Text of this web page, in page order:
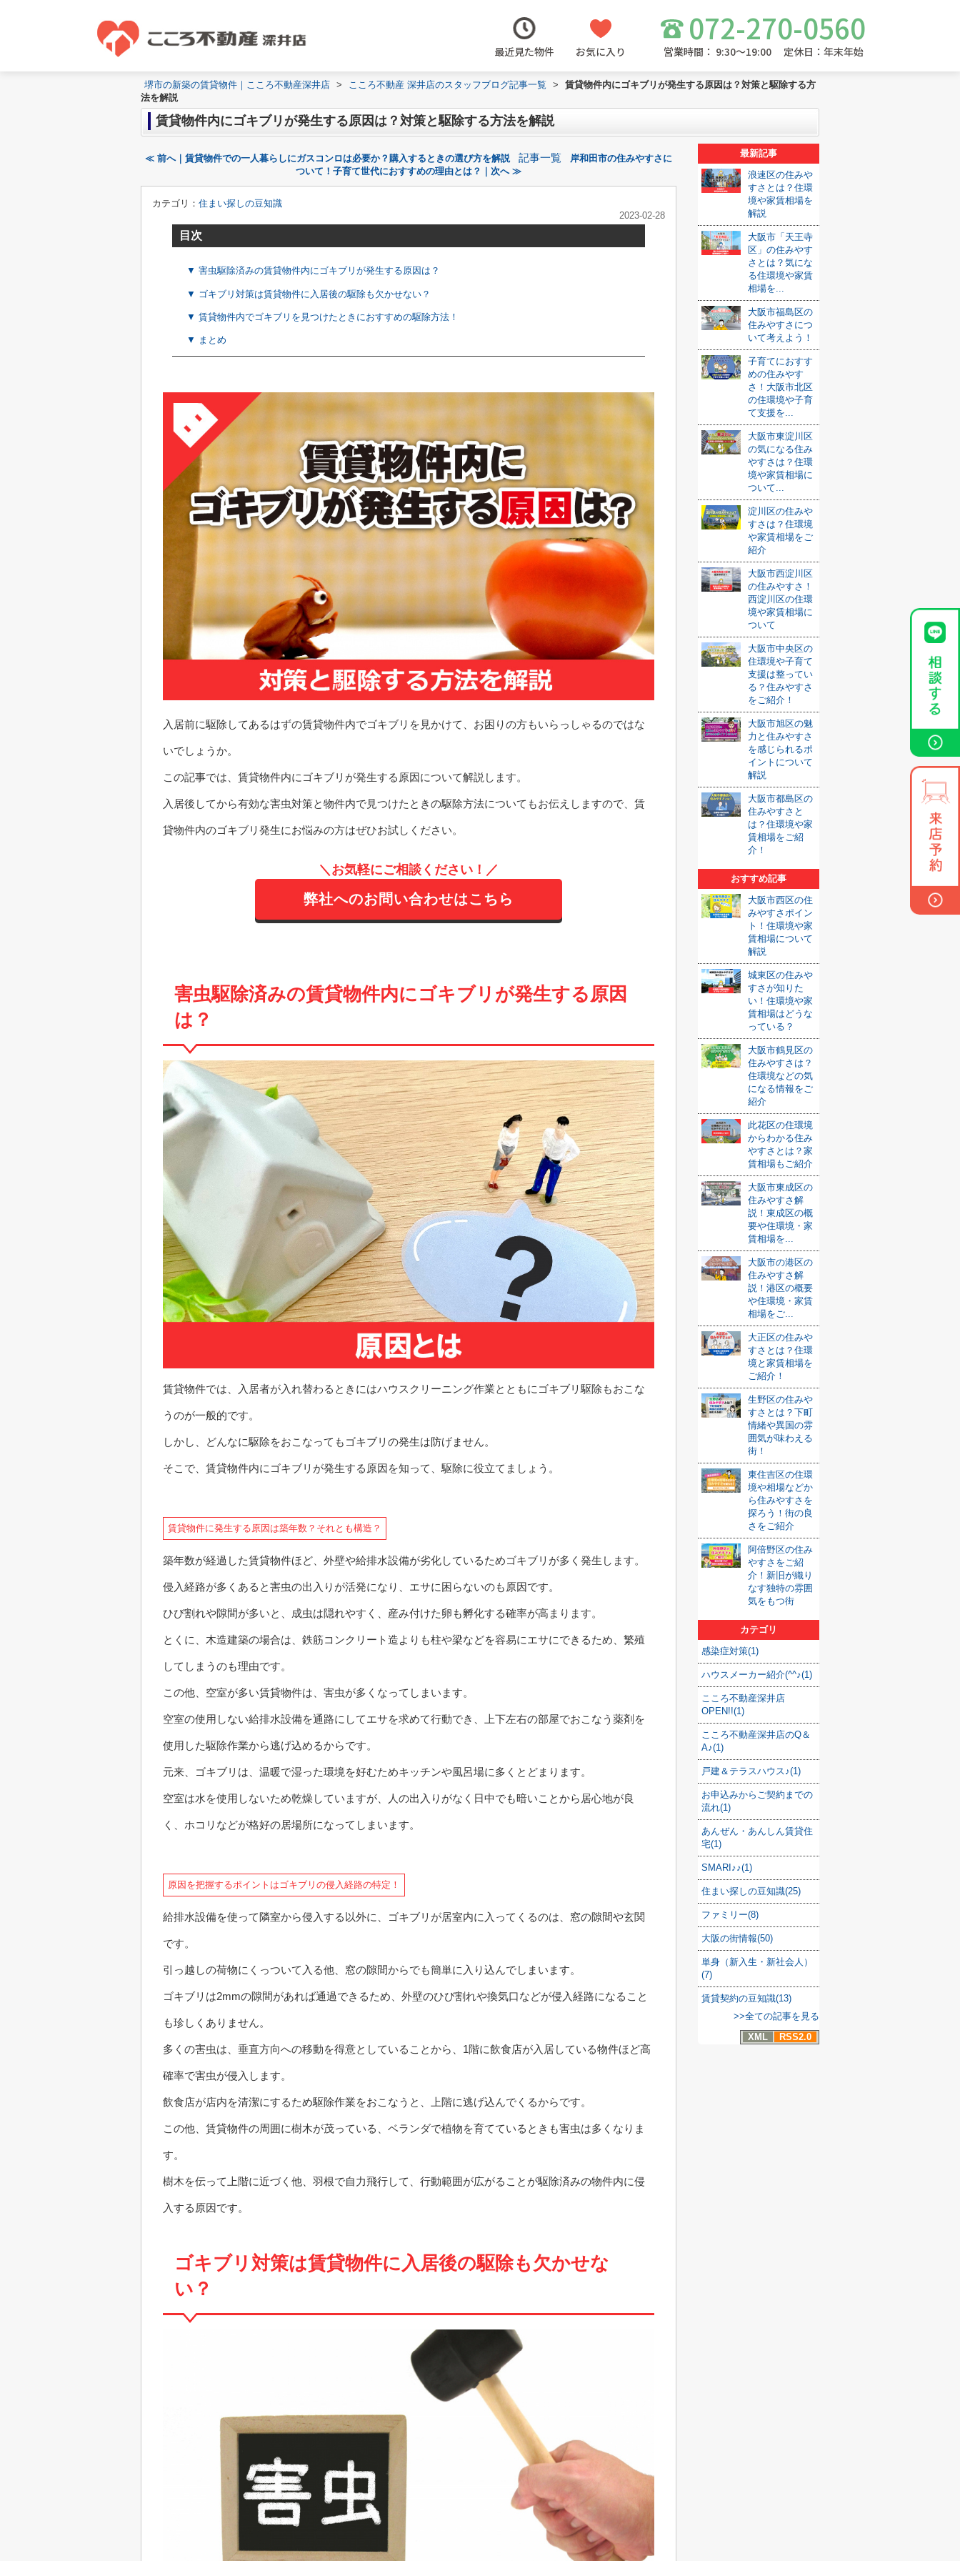
最近見た物件 お気に入り
072-270-0560
営業時間： 9:30～19:00 定休日：年末年始
堺市の新築の賃貸物件｜こころ不動産深井店 > こころ不動産 深井店のスタッフブログ記事一覧 >
賃貸物件内にゴキブリが発生する原因は？対策と駆除する方
法を解説
賃貸物件内にゴキブリが発生する原因は？対策と駆除する方法を解説
≪ 前へ｜賃貸物件での一人暮らしにガスコンロは必要か？購入するときの選び方を解説 記事一覧
岸和田市の住みやすさに
ついて！子育て世代におすすめの理由とは？｜次へ ≫
カテゴリ： 住まい探しの豆知識
2023-02-28
目次
▼ 害虫駆除済みの賃貸物件内にゴキブリが発生する原因は？
▼ ゴキブリ対策は賃貸物件に入居後の駆除も欠かせない？
▼ 賃貸物件内でゴキブリを見つけたときにおすすめの駆除方法！
▼ まとめ
入居前に駆除してあるはずの賃貸物件内でゴキブリを見かけて、お困りの方もいらっしゃるのではな
いでしょうか。
この記事では、賃貸物件内にゴキブリが発生する原因について解説します。
入居後してから有効な害虫対策と物件内で見つけたときの駆除方法についてもお伝えしますので、賃
貸物件内のゴキブリ発生にお悩みの方はぜひお試しください。
＼お気軽にご相談ください！／
弊社へのお問い合わせはこちら
害虫駆除済みの賃貸物件内にゴキブリが発生する原因
は？
賃貸物件では、入居者が入れ替わるときにはハウスクリーニング作業とともにゴキブリ駆除もおこな
うのが一般的です。
しかし、どんなに駆除をおこなってもゴキブリの発生は防げません。
そこで、賃貸物件内にゴキブリが発生する原因を知って、駆除に役立てましょう。
賃貸物件に発生する原因は築年数？それとも構造？
築年数が経過した賃貸物件ほど、外壁や給排水設備が劣化しているためゴキブリが多く発生します。
侵入経路が多くあると害虫の出入りが活発になり、エサに困らないのも原因です。
ひび割れや隙間が多いと、成虫は隠れやすく、産み付けた卵も孵化する確率が高まります。
とくに、木造建築の場合は、鉄筋コンクリート造よりも柱や梁などを容易にエサにできるため、繁殖
してしまうのも理由です。
この他、空室が多い賃貸物件は、害虫が多くなってしまいます。
空室の使用しない給排水設備を通路にしてエサを求めて行動でき、上下左右の部屋でおこなう薬剤を
使用した駆除作業から逃げ込めるからです。
元来、ゴキブリは、温暖で湿った環境を好むためキッチンや風呂場に多くとどまります。
空室は水を使用しないため乾燥していますが、人の出入りがなく日中でも暗いことから居心地が良
く、ホコリなどが格好の居場所になってしまいます。
原因を把握するポイントはゴキブリの侵入経路の特定！
給排水設備を使って隣室から侵入する以外に、ゴキブリが居室内に入ってくるのは、窓の隙間や玄関
です。
引っ越しの荷物にくっついて入る他、窓の隙間からでも簡単に入り込んでしまいます。
ゴキブリは2mmの隙間があれば通過できるため、外壁のひび割れや換気口などが侵入経路になること
も珍しくありません。
多くの害虫は、垂直方向への移動を得意としていることから、1階に飲食店が入居している物件ほど高
確率で害虫が侵入します。
飲食店が店内を清潔にするため駆除作業をおこなうと、上階に逃げ込んでくるからです。
この他、賃貸物件の周囲に樹木が茂っている、ベランダで植物を育てているときも害虫は多くなりま
す。
樹木を伝って上階に近づく他、羽根で自力飛行して、行動範囲が広がることが駆除済みの物件内に侵
入する原因です。
ゴキブリ対策は賃貸物件に入居後の駆除も欠かせな
い？
最新記事
浪速区の住みや
すさとは？住環
境や家賃相場を
解説
大阪市「天王寺
区」の住みやす
さとは？気にな
る住環境や家賃
相場を...
大阪市福島区の
住みやすさにつ
いて考えよう！
子育てにおすす
めの住みやす
さ！大阪市北区
の住環境や子育
て支援を...
大阪市東淀川区
の気になる住み
やすさは？住環
境や家賃相場に
ついて...
淀川区の住みや
すさは？住環境
や家賃相場をご
紹介
大阪市西淀川区
の住みやすさ！
西淀川区の住環
境や家賃相場に
ついて
大阪市中央区の
住環境や子育て
支援は整ってい
る？住みやすさ
をご紹介！
大阪市旭区の魅
力と住みやすさ
を感じられるポ
イントについて
解説
大阪市都島区の
住みやすさと
は？住環境や家
賃相場をご紹
介！
おすすめ記事
大阪市西区の住
みやすさポイン
ト！住環境や家
賃相場について
解説
城東区の住みや
すさが知りた
い！住環境や家
賃相場はどうな
っている？
大阪市鶴見区の
住みやすさは？
住環境などの気
になる情報をご
紹介
此花区の住環境
からわかる住み
やすさとは？家
賃相場もご紹介
大阪市東成区の
住みやすさ解
説！東成区の概
要や住環境・家
賃相場を...
大阪市の港区の
住みやすさ解
説！港区の概要
や住環境・家賃
相場をご...
大正区の住みや
すさとは？住環
境と家賃相場を
ご紹介！
生野区の住みや
すさとは？下町
情緒や異国の雰
囲気が味わえる
街！
東住吉区の住環
境や相場などか
ら住みやすさを
探ろう！街の良
さをご紹介
阿倍野区の住み
やすさをご紹
介！新旧が織り
なす独特の雰囲
気をもつ街
カテゴリ
感染症対策(1)
ハウスメーカー紹介(^^♪(1)
こころ不動産深井店
OPEN!!(1)
こころ不動産深井店のQ＆
A♪(1)
戸建＆テラスハウス♪(1)
お申込みからご契約までの
流れ(1)
あんぜん・あんしん賃貸住
宅(1)
SMARI♪♪(1)
住まい探しの豆知識(25)
ファミリー(8)
大阪の街情報(50)
単身（新入生・新社会人）
(7)
賃貸契約の豆知識(13)
>>全ての記事を見る
XML
RSS2.0